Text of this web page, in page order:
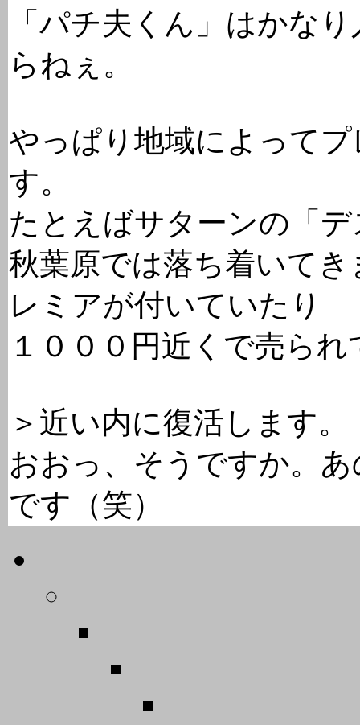
「パチ夫くん」はかな
らねぇ。
やっぱり地域によって
す。
たとえばサターンの「
秋葉原では落ち着いて
レミアが付いていたり
１０００円近くで売ら
＞近い内に復活します。
おおっ、そうですか。
です（笑）